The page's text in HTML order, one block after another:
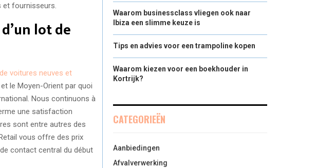
fournisseurs.
lot de
de voitures neuves et
le Moyen-Orient par quoi
Nous continuons à
une satisfaction
sont entre autres des
vous offre des prix
contact central du début
Waarom businessclass vliegen ook naar
Ibiza een slimme keuze is
Tips en advies voor een trampoline kopen
Waarom kiezen voor een boekhouder in
Kortrijk?
CATEGORIEËN
Aanbiedingen
Afvalverwerking